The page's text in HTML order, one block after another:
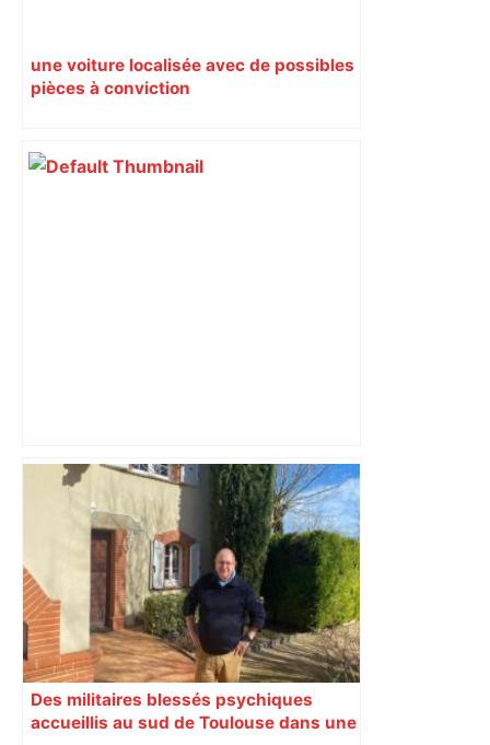
une voiture localisée avec de possibles
pièces à conviction
Vous pensiez que c’était comme une
voiture ? La vérité sur les avions qui
reculent – ici.fr
Des militaires blessés psychiques
accueillis au sud de Toulouse dans une